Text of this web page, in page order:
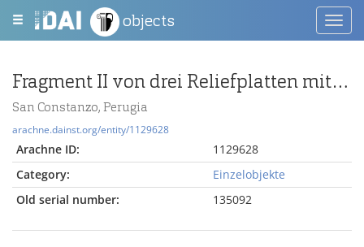
objects
Fragment II von drei Reliefplatten mit Pilaster
San Constanzo, Perugia
arachne.dainst.org/entity/1129628
Arachne ID:
1129628
Category:
Einzelobjekte
Old serial number:
135092